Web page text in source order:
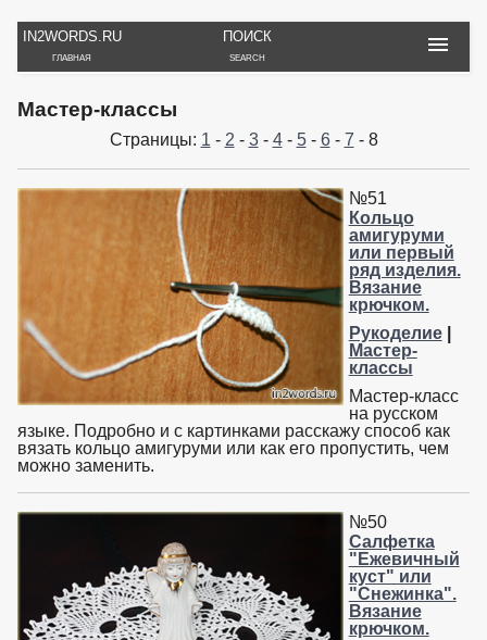
IN2WORDS.RU
ГЛАВНАЯ
ПОИСК
SEARCH
ВЯЗАНИЕ ОБЗОРЫ, ОТЗЫВЫ
ОБОИ
Мастер-классы
Страницы: 1 - 2 - 3- 4- 5- 6- 7 - 8
№51
Кольцо
амигуруми
или первый
ряд изделия.
Вязание
крючком.
Рукоделие|
Мастер-
классы
Мастер-класс
на русском
языке. Подробно и с картинками расскажу способ как
вязать кольцо амигуруми или как его пропустить, чем
можно заменить.
№50
Салфетка
"Ежевичный
куст" или
"Снежинка".
Вязание
крючком.